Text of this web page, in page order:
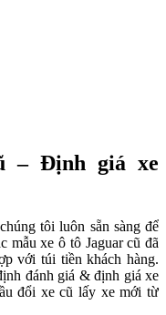
– Định giá xe
tôi luôn sẵn sàng để
mẫu xe ô tô Jaguar cũ đã
với túi tiền khách hàng.
đánh giá & định giá xe
đổi xe cũ lấy xe mới từ